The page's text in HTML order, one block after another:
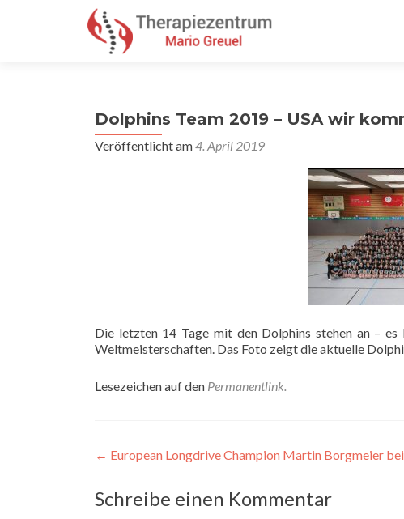
Dolphins Team 2019 – USA wir
Veröffentlicht am4. April 2019
Die letzten 14 Tage mit den Dolphins stehen an –
Weltmeisterschaften. Das Foto zeigt die aktuelle
Lesezeichen auf den Permanentlink.
Beitrags-
Navigation
← European Longdrive Champion Martin Borgmeier bei
Schreibe einen Kommentar